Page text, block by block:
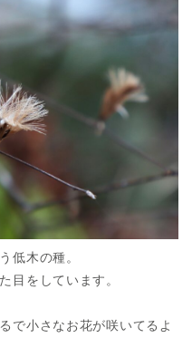
低木の種。
目をしています。
で小さなお花が咲いてるよ